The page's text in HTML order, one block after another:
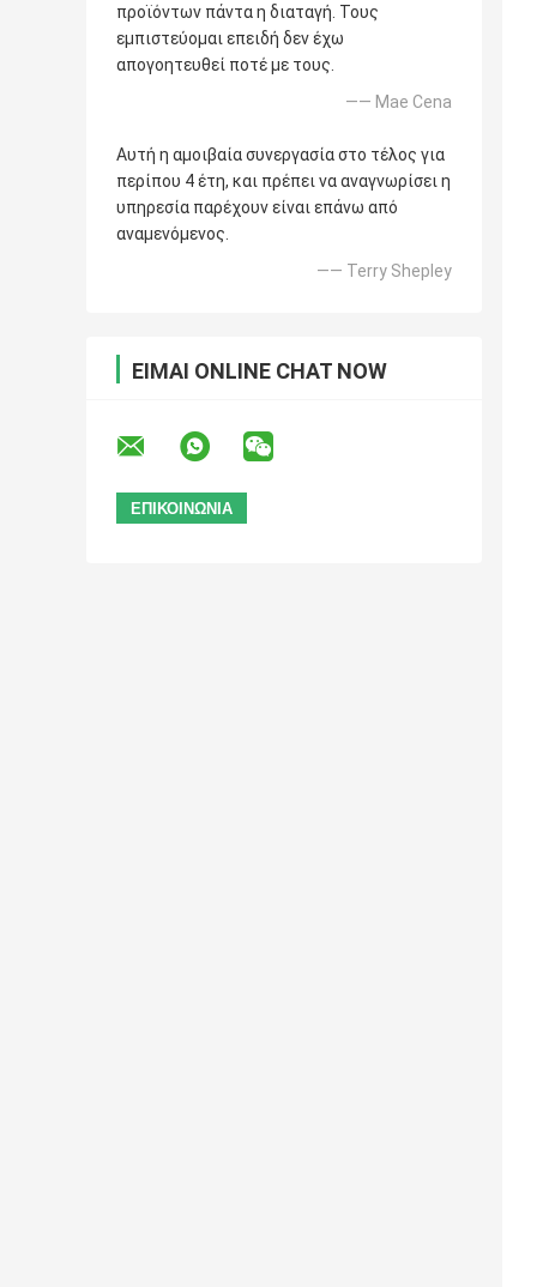
προϊόντων πάντα η διαταγή. Τους
εμπιστεύομαι επειδή δεν έχω
απογοητευθεί ποτέ με τους.
—— Mae Cena
Αυτή η αμοιβαία συνεργασία στο τέλος για
περίπου 4 έτη, και πρέπει να αναγνωρίσει η
υπηρεσία παρέχουν είναι επάνω από
αναμενόμενος.
—— Terry Shepley
ΕΊΜΑΙ ONLINE CHAT NOW